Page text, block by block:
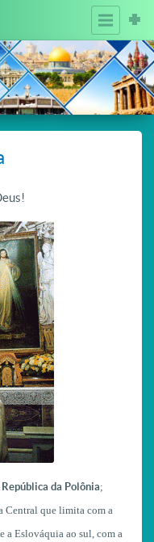
República da Polônia;
Central que limita com a
a Eslováquia ao sul, com a